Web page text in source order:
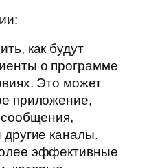
как будут
о программе
Это может
приложение,
каналы.
эффективные